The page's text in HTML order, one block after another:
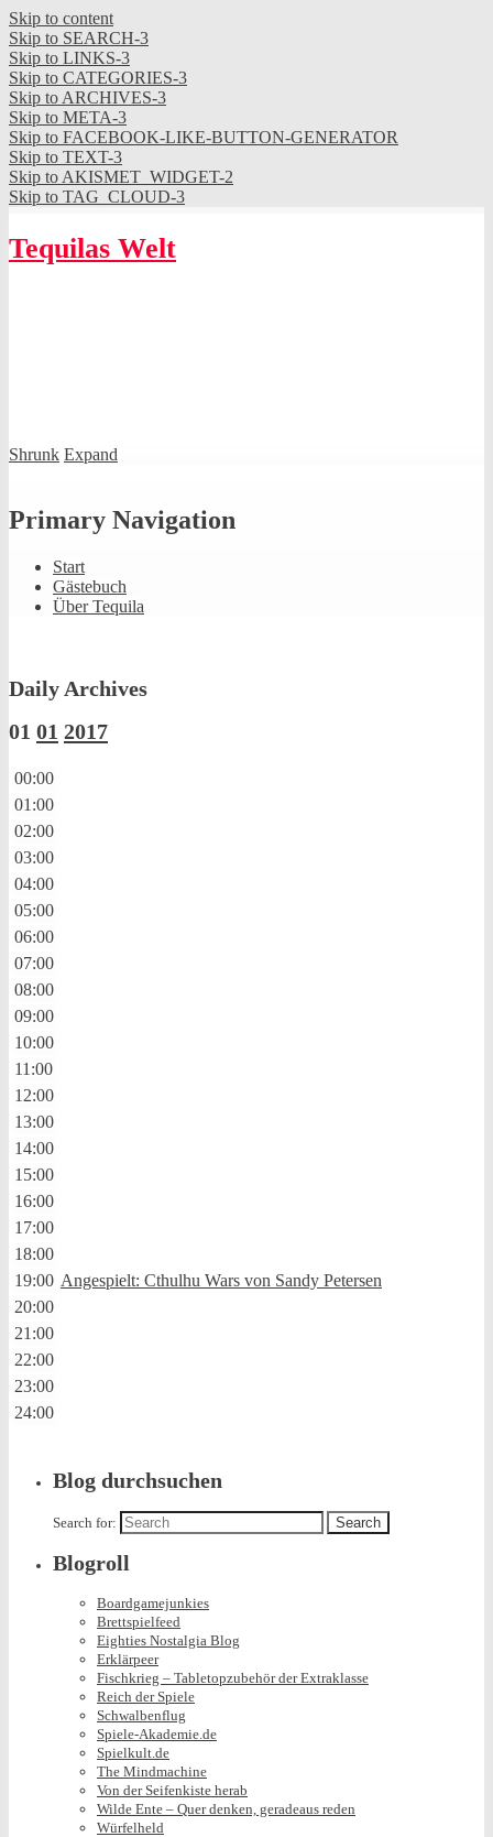
Skip to content
Skip to SEARCH-3
Skip to LINKS-3
Skip to CATEGORIES-3
Skip to ARCHIVES-3
Skip to META-3
Skip to FACEBOOK-LIKE-BUTTON-GENERATOR
Skip to TEXT-3
Skip to AKISMET_WIDGET-2
Skip to TAG_CLOUD-3
Tequilas Welt
Shrunk Expand
Primary Navigation
Start
Gästebuch
Über Tequila
Daily Archives
01 01 2017
00:00
01:00
02:00
03:00
04:00
05:00
06:00
07:00
08:00
09:00
10:00
11:00
12:00
13:00
14:00
15:00
16:00
17:00
18:00
19:00 Angespielt: Cthulhu Wars von Sandy Petersen
20:00
21:00
22:00
23:00
24:00
Blog durchsuchen
Search for:
Blogroll
Boardgamejunkies
Brettspielfeed
Eighties Nostalgia Blog
Erklärpeer
Fischkrieg – Tabletopzubehör der Extraklasse
Reich der Spiele
Schwalbenflug
Spiele-Akademie.de
Spielkult.de
The Mindmachine
Von der Seifenkiste herab
Wilde Ente – Quer denken, geradeaus reden
Würfelheld